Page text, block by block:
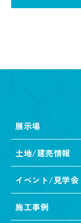
展示場
土地/建売情報
イベント/見学会
施工事例